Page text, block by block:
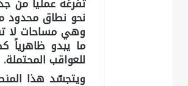
نحو نطاق محدود
وهي مساحات لا
ما يبدو ظاهرياً
للعواقب المحتملة.
ويتجسّد هذا